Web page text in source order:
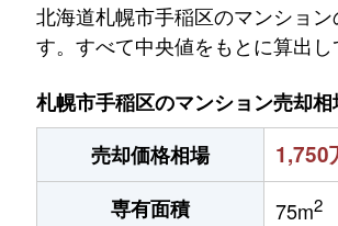
北海道札幌市手稲区のマンショ
す。すべて中央値をもとに算出し
札幌市手稲区のマンション売却相
売却価格相場
1,750
専有面積 75m2